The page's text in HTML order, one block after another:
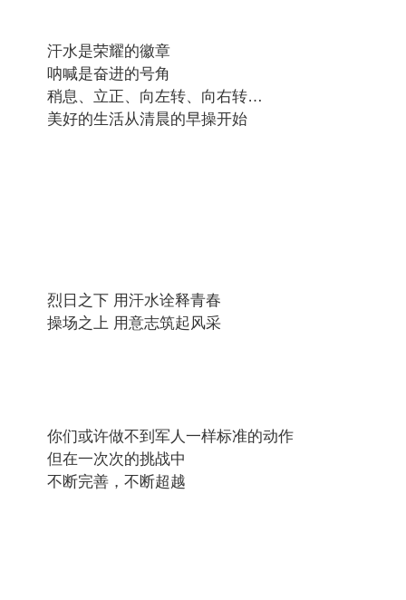
汗水是荣耀的徽章
呐喊是奋进的号角
稍息、立正、向左转、向右转…
美好的生活从清晨的早操开始
烈日之下 用汗水诠释青春
操场之上 用意志筑起风采
你们或许做不到军人一样标准的动作
但在一次次的挑战中
不断完善，不断超越